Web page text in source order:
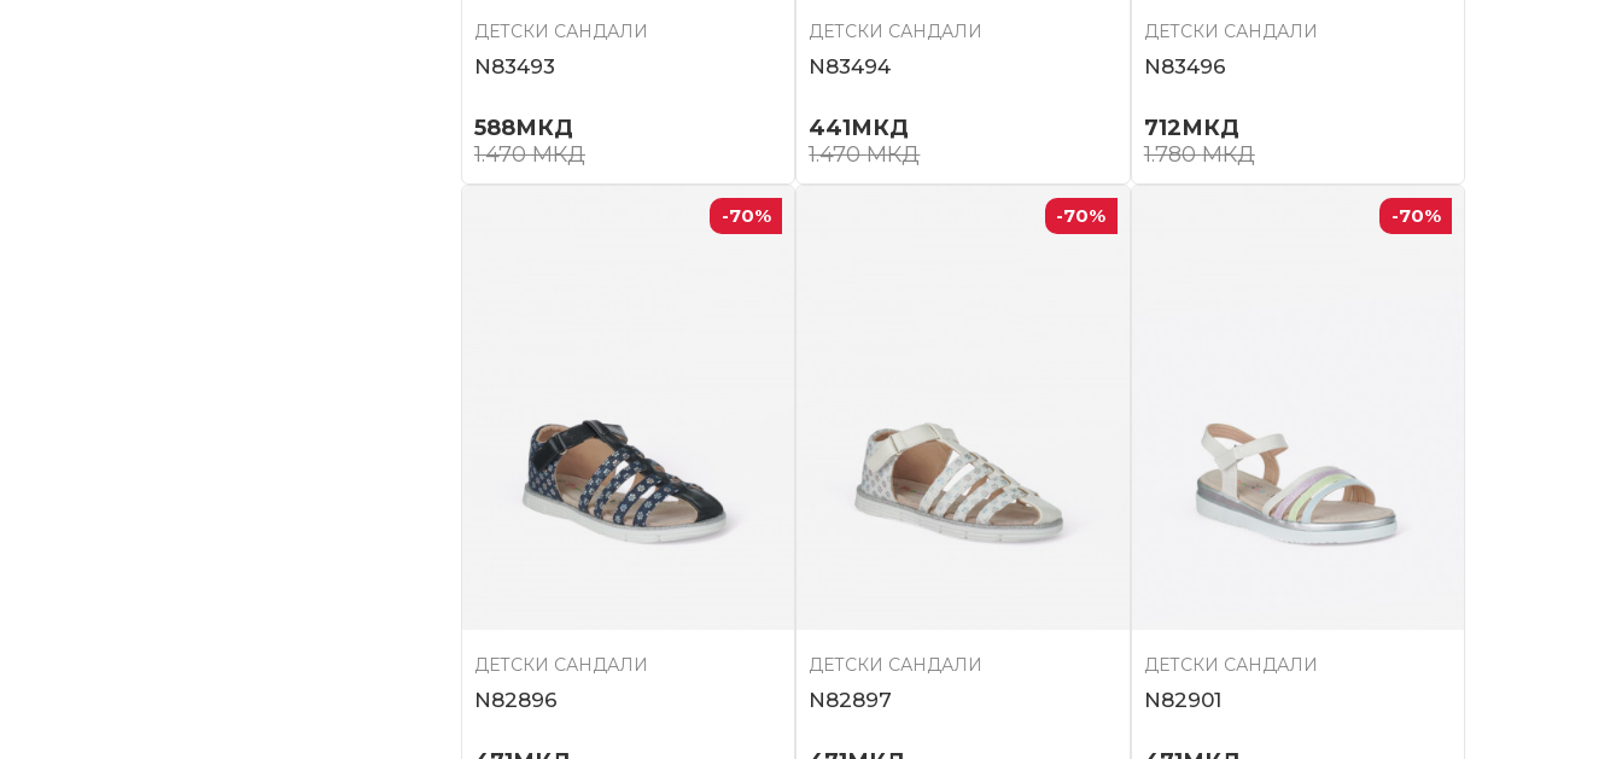
ДЕТСКИ САНДАЛИ
N83493
588МКД
1.470МКД
ДЕТСКИ САНДАЛИ
N83494
441МКД
1.470МКД
ДЕТСКИ САНДАЛИ
N83496
712МКД
1.780МКД
-70%
ДЕТСКИ САНДАЛИ
N82896
-70%
ДЕТСКИ САНДАЛИ
N82897
-70%
ДЕТСКИ САНДАЛИ
N82901